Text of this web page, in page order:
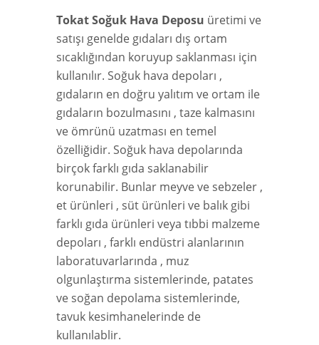
Tokat Soğuk Hava Deposu üretimi ve
satışı genelde gıdaları dış ortam
sıcaklığından koruyup saklanması için
kullanılır. Soğuk hava depoları ,
gıdaların en doğru yalıtım ve ortam ile
gıdaların bozulmasını , taze kalmasını
ve ömrünü uzatması en temel
özelliğidir. Soğuk hava depolarında
birçok farklı gıda saklanabilir
korunabilir. Bunlar meyve ve sebzeler ,
et ürünleri , süt ürünleri ve balık gibi
farklı gıda ürünleri veya tıbbi malzeme
depoları , farklı endüstri alanlarının
laboratuvarlarında , muz
olgunlaştırma sistemlerinde, patates
ve soğan depolama sistemlerinde,
tavuk kesimhanelerinde de
kullanılablir.